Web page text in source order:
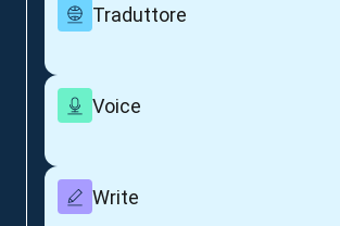
Traduttore
Voice
Write